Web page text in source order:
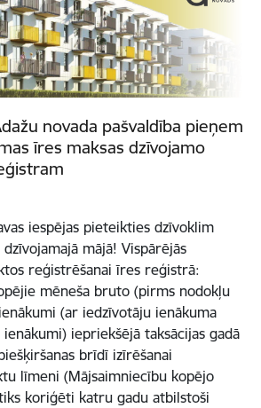
novada pašvaldība pieņem
īres maksas dzīvojamo
iespējas pieteikties dzīvoklim
mājā! Vispārējās
reģistrēšanai īres reģistrā:
mēneša bruto (pirms nodokļu
(ar iedzīvotāju ienākuma
iepriekšējā taksācijas gadā
brīdī izīrēšanai
līmeni (Mājsaimniecību kopējo
koriģēti katru gadu atbilstoši